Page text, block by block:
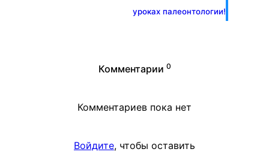
уроках палеонтологии!
Комментарии 0
Комментариев пока нет
Войдите, чтобы оставить